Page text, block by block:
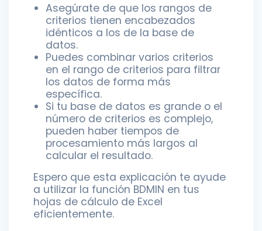
Asegúrate de que los rangos de
criterios tienen encabezados
idénticos a los de la base de
datos.
Puedes combinar varios criterios
en el rango de criterios para filtrar
los datos de forma más
específica.
Si tu base de datos es grande o el
número de criterios es complejo,
pueden haber tiempos de
procesamiento más largos al
calcular el resultado.
Espero que esta explicación te ayude
a utilizar la función BDMIN en tus
hojas de cálculo de Excel
eficientemente.